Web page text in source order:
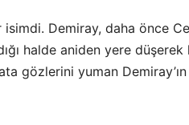
Demiray, daha önce
halde aniden yere
gözlerini yuman